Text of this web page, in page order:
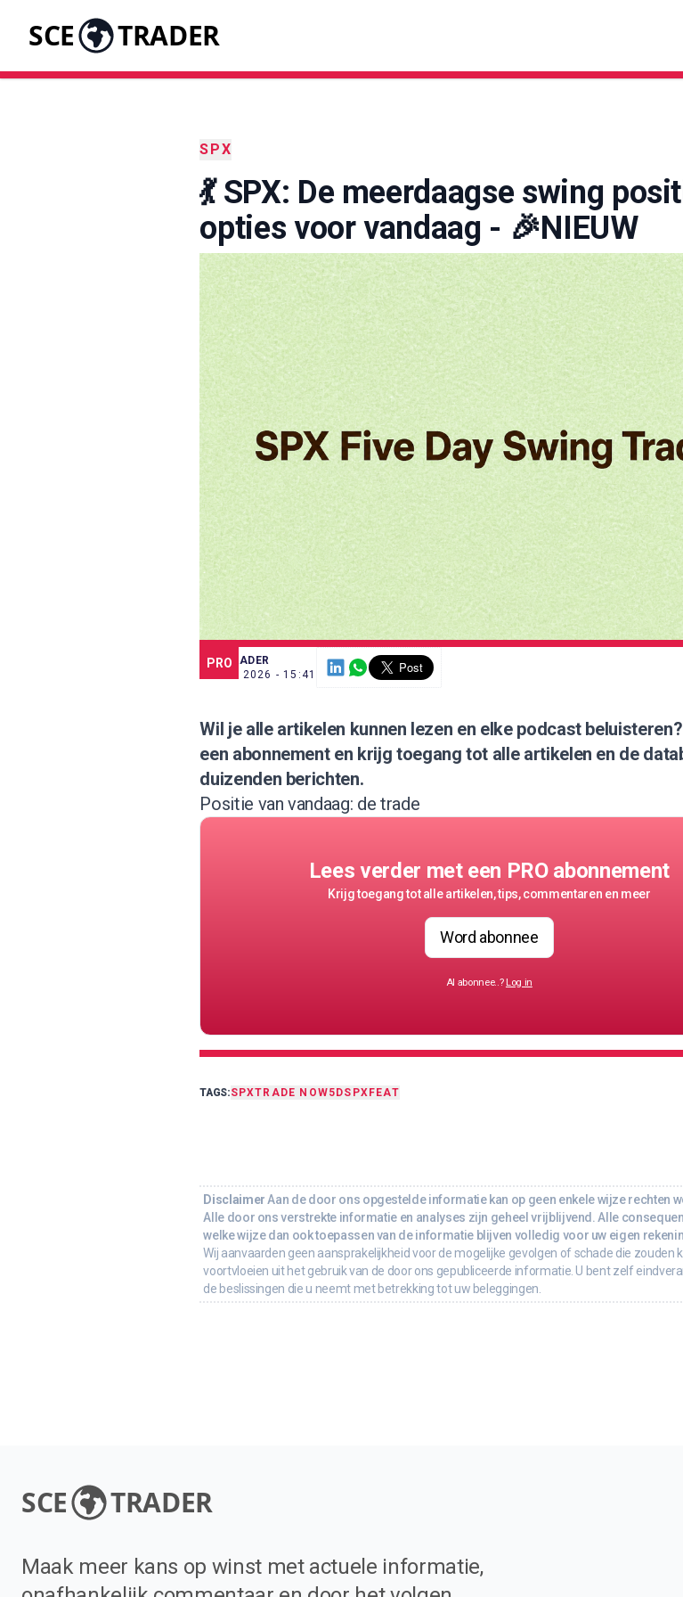
SCE TRADER
SPX
💃 SPX: De meerdaagse swing
opties voor vandaag - 🎉NIEUW
PRO
SCE TRADER
12 MEI 2026 - 15:41
Wil je alle artikelen kunnen lezen en elke podcast beluisteren?
een abonnementen krijg toegang tot alle artikelen en de
duizenden berichten.
Positie van vandaag: de trade
Lees verder met een PRO abonnement
Krijg toegang tot alle artikelen, tips, commentaren en meer
Word abonnee
Al abonnee..? Log in
TAGS:SPXTRADE NOW5DSPXFEAT
Disclaimer Aan de door ons opgestelde informatie kan op geen enkele wijze rechten
Alle door ons verstrekte informatie en analyses zijn geheel vrijblijvend. Alle
welke wijze dan ook toepassen van de informatie blijven volledig voor uw eigen
Wij aanvaarden geen aansprakelijkheid voor de mogelijke gevolgen of schade die zouden
voortvloeien uit het gebruik van de door ons gepubliceerde informatie. U bent zelf
de beslissingen die u neemt met betrekking tot uw beleggingen.
SCE TRADER
Maak meer kans op winst met actuele informatie,